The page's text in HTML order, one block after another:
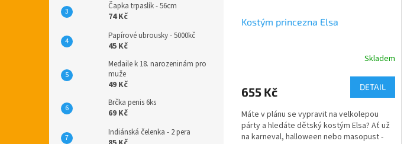
Čapka trpaslík - 56cm
74 Kč
Papírové ubrousky - 5000kč
45 Kč
Medaile k 18. narozeninám pro
muže
49 Kč
Brčka penis 6ks
69 Kč
Indiánská čelenka - 2 pera
Kostým princezna Elsa
Skladem
655 Kč DETAIL
Máte v plánu se vypravit na velkolepou
párty a hledáte dětský kostým Elsa? Ať už
na karneval, halloween nebo masopust -